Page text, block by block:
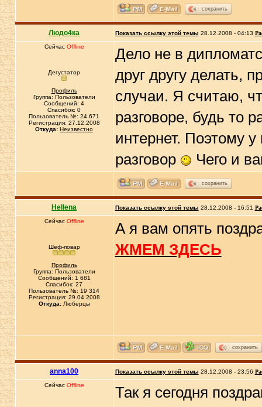
сохранить
Людо4ка Показать ссылку этой темы 28.12.2008 - 04:13
Сейчас Offline
Дегустатор
Профиль
Группа: Пользователи
Сообщений: 4
Спасибок: 0
Пользователь №: 24 671
Регистрация: 27.12.2008
Откуда: Неизвестно
Дело не в
друг другу делать,
случаи. Я считаю,
разговоре, будь то
интернет. Поэтому
разговор
Чего и
сохранить
Hellena Показать ссылку этой темы 28.12.2008 - 16:51
Сейчас Offline
Шеф-повар
Профиль
Группа: Пользователи
Сообщений: 1 681
Спасибок: 27
Пользователь №: 19 314
Регистрация: 29.04.2008
Откуда:Люберцы
А я вам опять
ЖМЕМ ЗДЕСЬ
сохранить
anna100 Показать ссылку этой темы 28.12.2008 - 23:56
Сейчас Offline
Так я сегодня